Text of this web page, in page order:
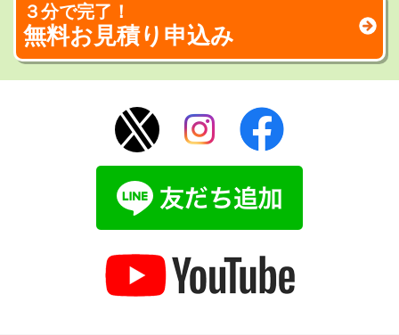
３分で完了！
無料お見積り申込み